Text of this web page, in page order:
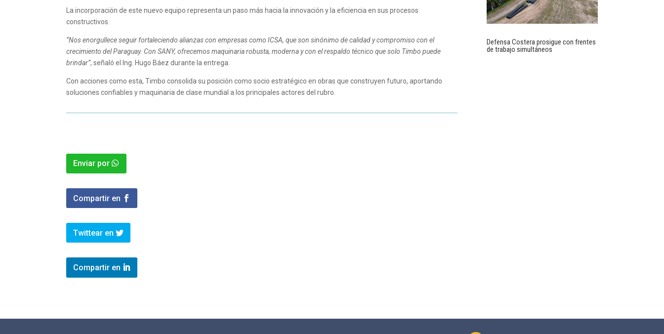
La incorporación de este nuevo equipo representa un paso más hacia la innovación y la eficiencia en sus procesos
constructivos.
“Nos enorgullece seguir fortaleciendo alianzas con empresas como ICSA, que son sinónimo de calidad y compromiso con el
crecimiento del Paraguay. Con SANY, ofrecemos maquinaria robusta, moderna y con el respaldo técnico que solo Timbo puede
brindar”, señaló el Ing. Hugo Báez durante la entrega.
Con acciones como esta, Timbo consolida su posición como socio estratégico en obras que construyen futuro, aportando
soluciones confiables y maquinaria de clase mundial a los principales actores del rubro.
Enviar por
Compartir en
Twittear en
Compartir en
Defensa Costera prosigue con frentes
de trabajo simultáneos